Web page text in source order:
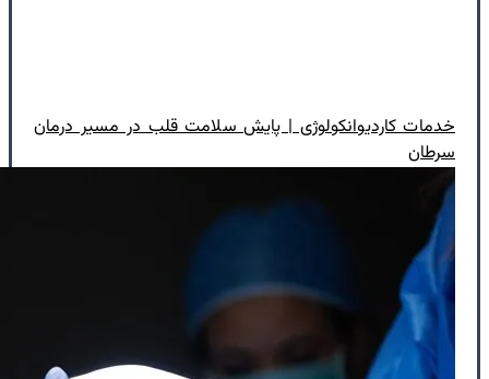
خدمات کاردیوانکولوژی | پایش سلامت قلب در مسیر درمان
سرطان